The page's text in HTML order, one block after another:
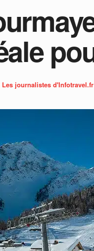
Les journalistes d'Infotravel.fr